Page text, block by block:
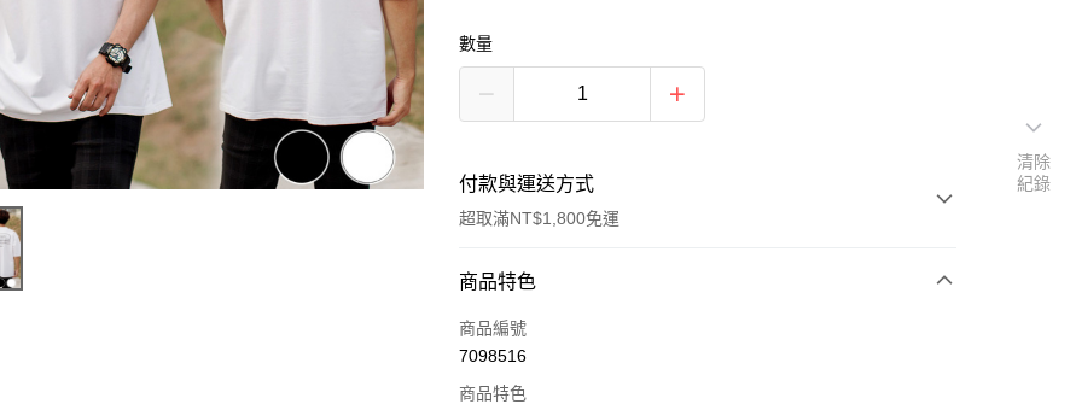
數量
付款與運送方式
超取滿NT$1,800免運
付款方式
信用卡一次付款
商品特色
商品編號
7098516
商品特色
清除
紀錄